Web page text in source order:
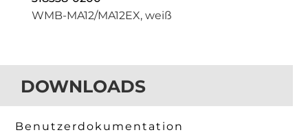
WMB-MA12/MA12EX, weiß
DOWNLOADS
Benutzerdokumentation